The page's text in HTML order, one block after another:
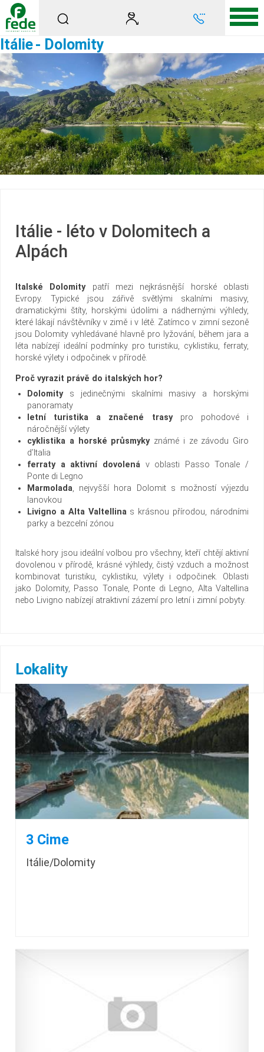
Itálie- Dolomity
Itálie - léto v Dolomitech a
Alpách
Italské Dolomitypatří mezi nejkrásnější horské oblasti
Evropy. Typické jsou zářivě světlými skalními masivy,
dramatickými štíty, horskými údolími a nádhernými výhledy,
které lákají návštěvníky v zimě i v létě. Zatímco v zimní sezoně
jsou Dolomity vyhledávané hlavně pro lyžování, během jara a
léta nabízejí ideální podmínky pro turistiku, cyklistiku, ferraty,
horské výlety i odpočinek v přírodě.
Proč vyrazit právě do italských hor?
Dolomitys jedinečnými skalními masivy a horskými
panoramaty
letní turistika a značené trasypro pohodové i
náročnější výlety
cyklistika a horské průsmykyznámé i ze závodu Giro
d’Italia
ferraty a aktivní dovolenáv oblasti Passo Tonale /
Ponte di Legno
Marmolada, nejvyšší hora Dolomit s možností výjezdu
lanovkou
Livigno a Alta Valtellinas krásnou přírodou, národními
parky a bezcelní zónou
Italské hory jsou ideální volbou pro všechny, kteří chtějí aktivní
dovolenou v přírodě, krásné výhledy, čistý vzduch a možnost
kombinovat turistiku, cyklistiku, výlety i odpočinek. Oblasti
jako Dolomity, Passo Tonale, Ponte di Legno, Alta Valtellina
nebo Livigno nabízejí atraktivní zázemí pro letní i zimní pobyty.
Lokality
3 Cime
Itálie/Dolomity